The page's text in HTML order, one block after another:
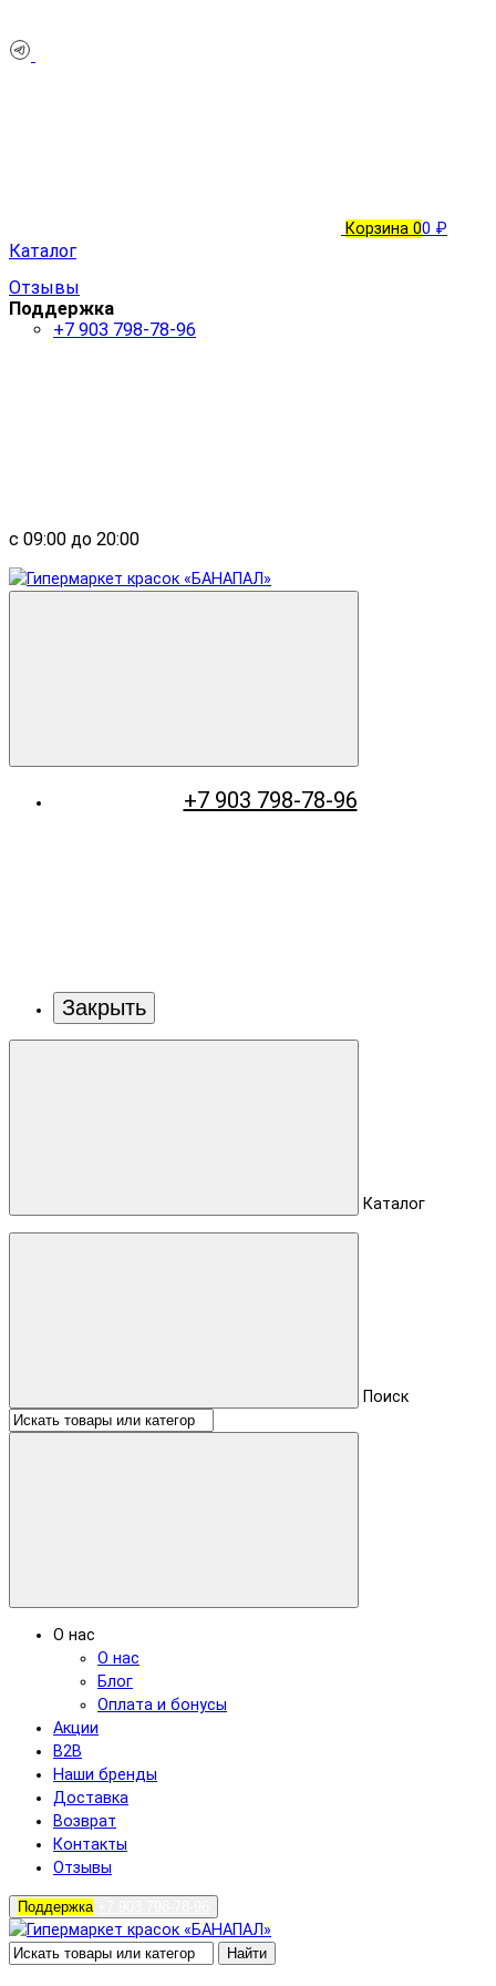
Корзина 00 ₽
Каталог
Отзывы
Поддержка
+7 903 798-78-96
с 09:00 до 20:00
+7 903 798-78-96
Закрыть
Каталог
Поиск
О нас
О нас
Блог
Оплата и бонусы
Акции
B2B
Наши бренды
Доставка
Возврат
Контакты
Отзывы
Поддержка
Найти